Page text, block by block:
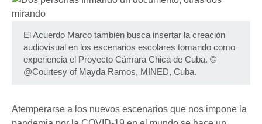
El Acuerdo Marco también busca insertar la creación
audiovisual en los escenarios escolares tomando como
experiencia el Proyecto Cámara Chica de Cuba. ©
@Courtesy of Mayda Ramos, MINED, Cuba.
Atemperarse a los nuevos escenarios que nos impone la